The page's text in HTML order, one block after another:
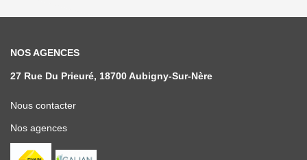
NOS AGENCES
27 Rue Du Prieuré, 18700 Aubigny-Sur-Nère
Nous contacter
Nos agences